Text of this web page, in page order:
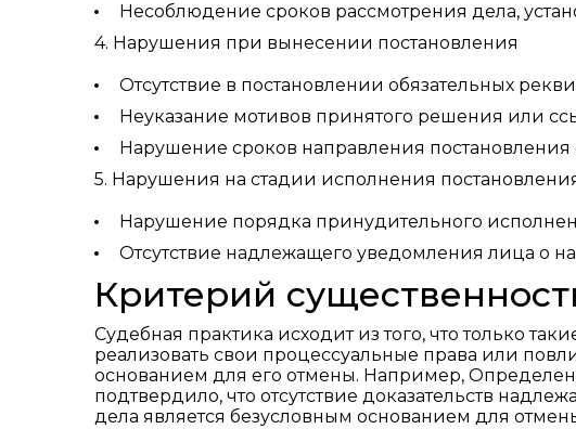
Несоблюдение сроков рассмотрения дела,
4. Нарушения при вынесении постановления
Отсутствие в постановлении обязательных
Неуказание мотивов принятого решения или
Нарушение сроков направления постановления
5. Нарушения на стадии исполнения
Нарушение порядка принудительного
Отсутствие надлежащего уведомления лица о
Критерий
Судебная практика исходит из того, что только
реализовать свои процессуальные права или
основанием для его отмены. Например,
подтвердило, что отсутствие доказательств
дела является безусловным основанием для